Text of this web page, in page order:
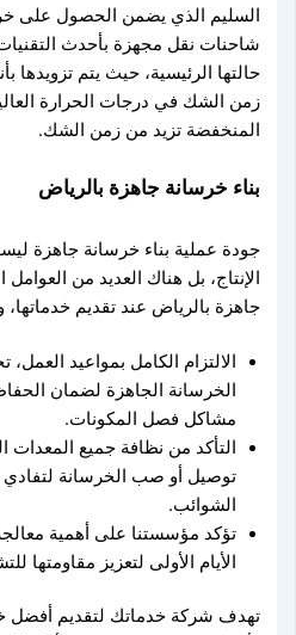
السليم الذي يضمن الحصول على
شاحنات نقل مجهزة بأحدث
حالتها الرئيسية، حيث يتم
زمن الشك في درجات الحرارة
المنخفضة تزيد من زمن الشك.
بناء خرسانة جاهزة بالرياض
جودة عملية بناء خرسانة جاهزة
الإنتاج، بل هناك العديد من
جاهزة بالرياض عند تقديم خدماتها،
الالتزام الكامل بمواعيد
الخرسانة الجاهزة لضمان
مشاكل فصل المكونات.
التأكد من نظافة جميع
توصيل أو صب الخرسانة لتفادي
الشوائب.
تؤكد مؤسستنا على أهمية
الأيام الأولى لتعزيز مقاومتها
تهدف شركة خدماتك لتقديم أفضل